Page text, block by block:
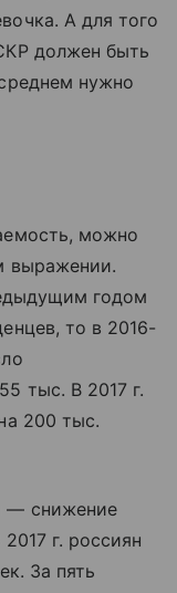
А для того
должен быть
нужно
можно
выражении.
годом
то в 2016-
тыс. В 2017 г.
200 тыс.
— снижение
г. россиян
За пять